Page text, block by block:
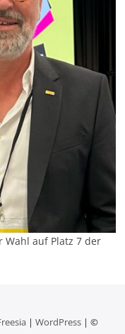
Wahl auf Platz 7 der
| WordPress| ©